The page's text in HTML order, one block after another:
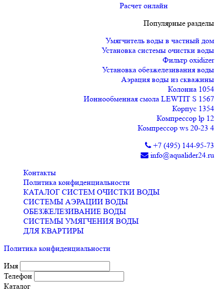
Расчет онлайн
Популярные разделы
Умягчитель воды в частный дом
Установка системы очистки воды
Фильтр oxidizer
Установка обезжелезивания воды
Аэрация воды из скважины
Колонна 1054
Ионнообменная смола LEWTIT S 1567
Корпус 1354
Компрессор lp 12
Компрессор ws 20-23 4
+7 (495) 144-95-73
info@aqualider24.ru
Контакты
Политика конфиденциальности
КАТАЛОГ СИСТЕМ ОЧИСТКИ ВОДЫ
СИСТЕМЫ АЭРАЦИИ ВОДЫ
ОБЕЗЖЕЛЕЗИВАНИЕ ВОДЫ
СИСТЕМЫ УМЯГЧЕНИЯ ВОДЫ
ДЛЯ КВАРТИРЫ
Политика конфиденциальности
Имя
Телефон
Каталог